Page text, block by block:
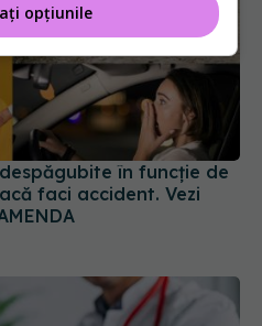
în funcție de
faci accident. Vezi
opțiunile